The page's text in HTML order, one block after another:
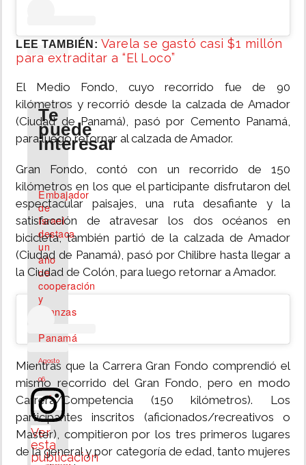
Te
puede
interesar
Embajador
de
Israel
destaca
un
año
de
cooperación
y
alianzas
Panamá
Agosto
06,
2026
Año
LEE TAMBIÉN: Varela se gastó casi $1 millón
para extraditar a “El Loco”
El Medio Fondo, cuyo recorrido fue de 90
kilómetros y recorrió desde la calzada de Amador
(Ciudad de Panamá), pasó por Cemento Panamá,
para luego retornar al calzada de Amador.
Gran Fondo, contó con un recorrido de 150
kilómetros en los que el participante disfrutaron del
espectacular paisajes, una ruta desafiante y la
satisfacción de atravesar los dos océanos en
bicicleta, también partió de la calzada de Amador
(Ciudad de Panamá), pasó por Chilibre hasta llegar a
la Ciudad de Colón, para luego retornar a Amador.
Ver
esta
publicación
Mientras que la Carrera Gran Fondo comprendió el
mismo recorrido del Gran Fondo, pero en modo
Carrera/Competencia (150 kilómetros). Los
participantes inscritos (aficionados/recreativos o
Master), compitieron por los tres primeros lugares
de la general y por categoría de edad, tanto mujeres